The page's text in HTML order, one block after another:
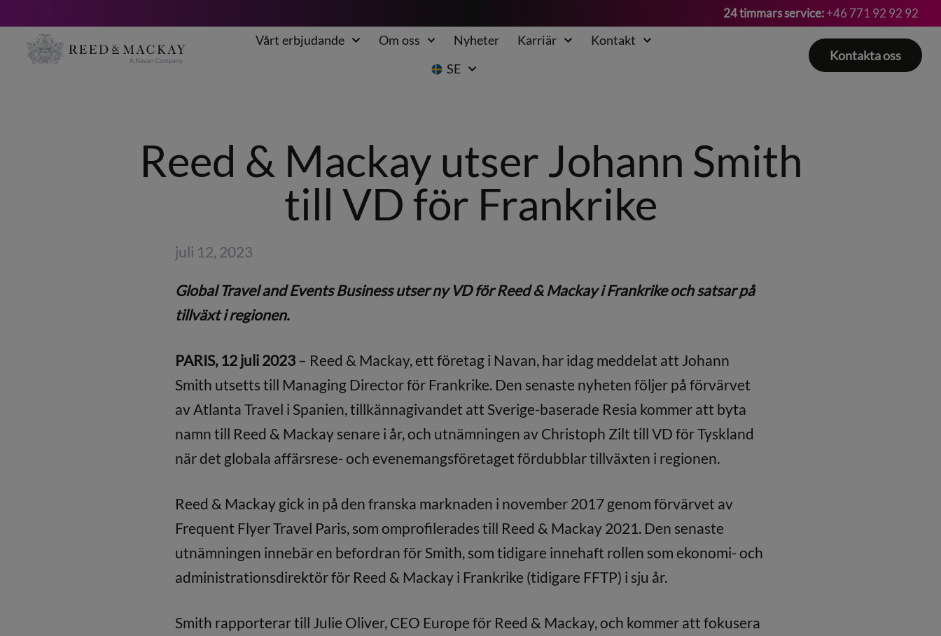
Hoppa
24 timmars service:+46 771 92 92 92
Vårt erbjudande Om oss Nyheter Karriär
Kontakt
SE
Kontakta oss
Reed & Mackay utser Johann Smith
till VD för Frankrike
juli 12, 2023
Global Travel and Events Business utser ny VD för Reed & Mackay i Frankrike och satsar på
tillväxt i regionen.
PARIS, 12 juli 2023– Reed & Mackay, ett företag i Navan, har idag meddelat att Johann
Smith utsetts till Managing Director för Frankrike. Den senaste nyheten följer på förvärvet
av Atlanta Travel i Spanien, tillkännagivandet att Sverige-baserade Resia kommer att byta
namn till Reed & Mackay senare i år, och utnämningen av Christoph Zilt till VD för Tyskland
när det globala affärsrese- och evenemangsföretaget fördubblar tillväxten i regionen.
Reed & Mackay gick in på den franska marknaden i november 2017 genom förvärvet av
Frequent Flyer Travel Paris, som omprofilerades till Reed & Mackay 2021. Den senaste
utnämningen innebär en befordran för Smith, som tidigare innehaft rollen som ekonomi- och
administrationsdirektör för Reed & Mackay i Frankrike (tidigare FFTP) i sju år.
Smith rapporterar till Julie Oliver, CEO Europe för Reed & Mackay, och kommer att fokusera